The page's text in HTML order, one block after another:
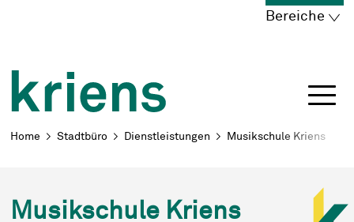
Navigieren in Kriens
Bereiche
Breadcrumb
Home Stadtbüro Dienstleistungen Musikschule Kriens
Musikschule Kriens